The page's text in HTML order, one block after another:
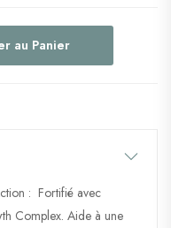
au Panier
: Fortifié avec
Complex. Aide à une